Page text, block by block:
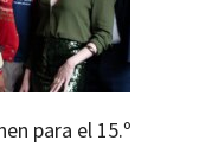
para el 15.º